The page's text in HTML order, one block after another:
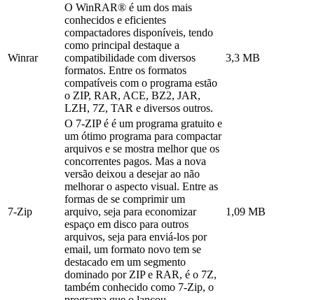
Winrar
O WinRAR® é um dos mais
conhecidos e eficientes
compactadores disponíveis, tendo
como principal destaque a
compatibilidade com diversos
formatos. Entre os formatos
compatíveis com o programa estão
o ZIP, RAR, ACE, BZ2, JAR,
LZH, 7Z, TAR e diversos outros.
3,3 MB
7-Zip
O 7-ZIP é é um programa gratuito e
um ótimo programa para compactar
arquivos e se mostra melhor que os
concorrentes pagos. Mas a nova
versão deixou a desejar ao não
melhorar o aspecto visual. Entre as
formas de se comprimir um
arquivo, seja para economizar
espaço em disco para outros
arquivos, seja para enviá-los por
email, um formato novo tem se
destacado em um segmento
dominado por ZIP e RAR, é o 7Z,
também conhecido como 7-Zip, o
1,09 MB